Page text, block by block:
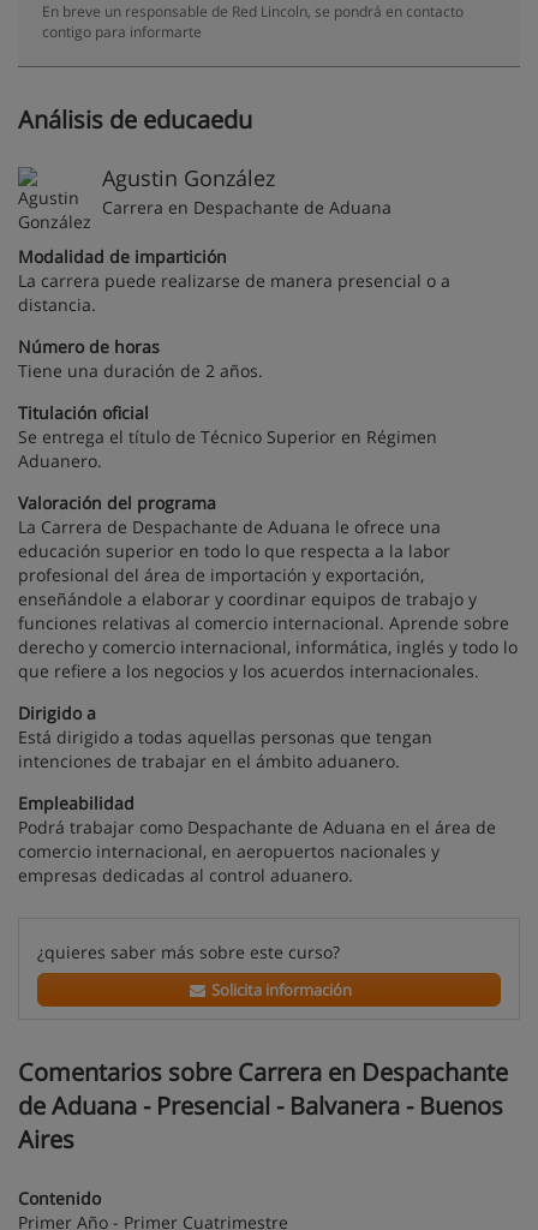
En breve un responsable de Red Lincoln, se pondrá en contacto
contigo para informarte
Análisis de educaedu
Agustin González
Carrera en Despachante de Aduana
Modalidad de impartición
La carrera puede realizarse de manera presencial o a
distancia.
Número de horas
Tiene una duración de 2 años.
Titulación oficial
Se entrega el título de Técnico Superior en Régimen
Aduanero.
Valoración del programa
La Carrera de Despachante de Aduana le ofrece una
educación superior en todo lo que respecta a la labor
profesional del área de importación y exportación,
enseñándole a elaborar y coordinar equipos de trabajo y
funciones relativas al comercio internacional. Aprende sobre
derecho y comercio internacional, informática, inglés y todo lo
que refiere a los negocios y los acuerdos internacionales.
Dirigido a
Está dirigido a todas aquellas personas que tengan
intenciones de trabajar en el ámbito aduanero.
Empleabilidad
Podrá trabajar como Despachante de Aduana en el área de
comercio internacional, en aeropuertos nacionales y
empresas dedicadas al control aduanero.
¿quieres saber más sobre este curso?
Solicita información
Comentarios sobre Carrera en Despachante
de Aduana - Presencial - Balvanera - Buenos
Aires
Contenido
Primer Año - Primer Cuatrimestre